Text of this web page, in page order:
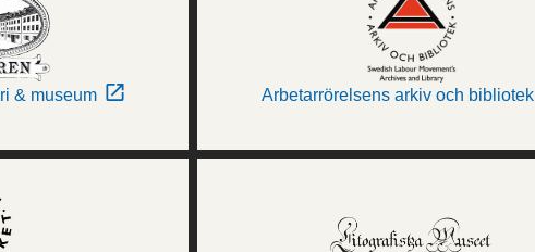
& museum Arbetarrörelsens arkiv och bibliotek